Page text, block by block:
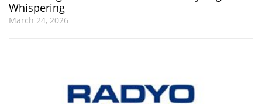
Whispering
March 24, 2026